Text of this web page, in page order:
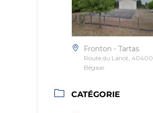
Fronton - Tartas
Route du Lanot, 40400
Bégaar
CATÉGORIE